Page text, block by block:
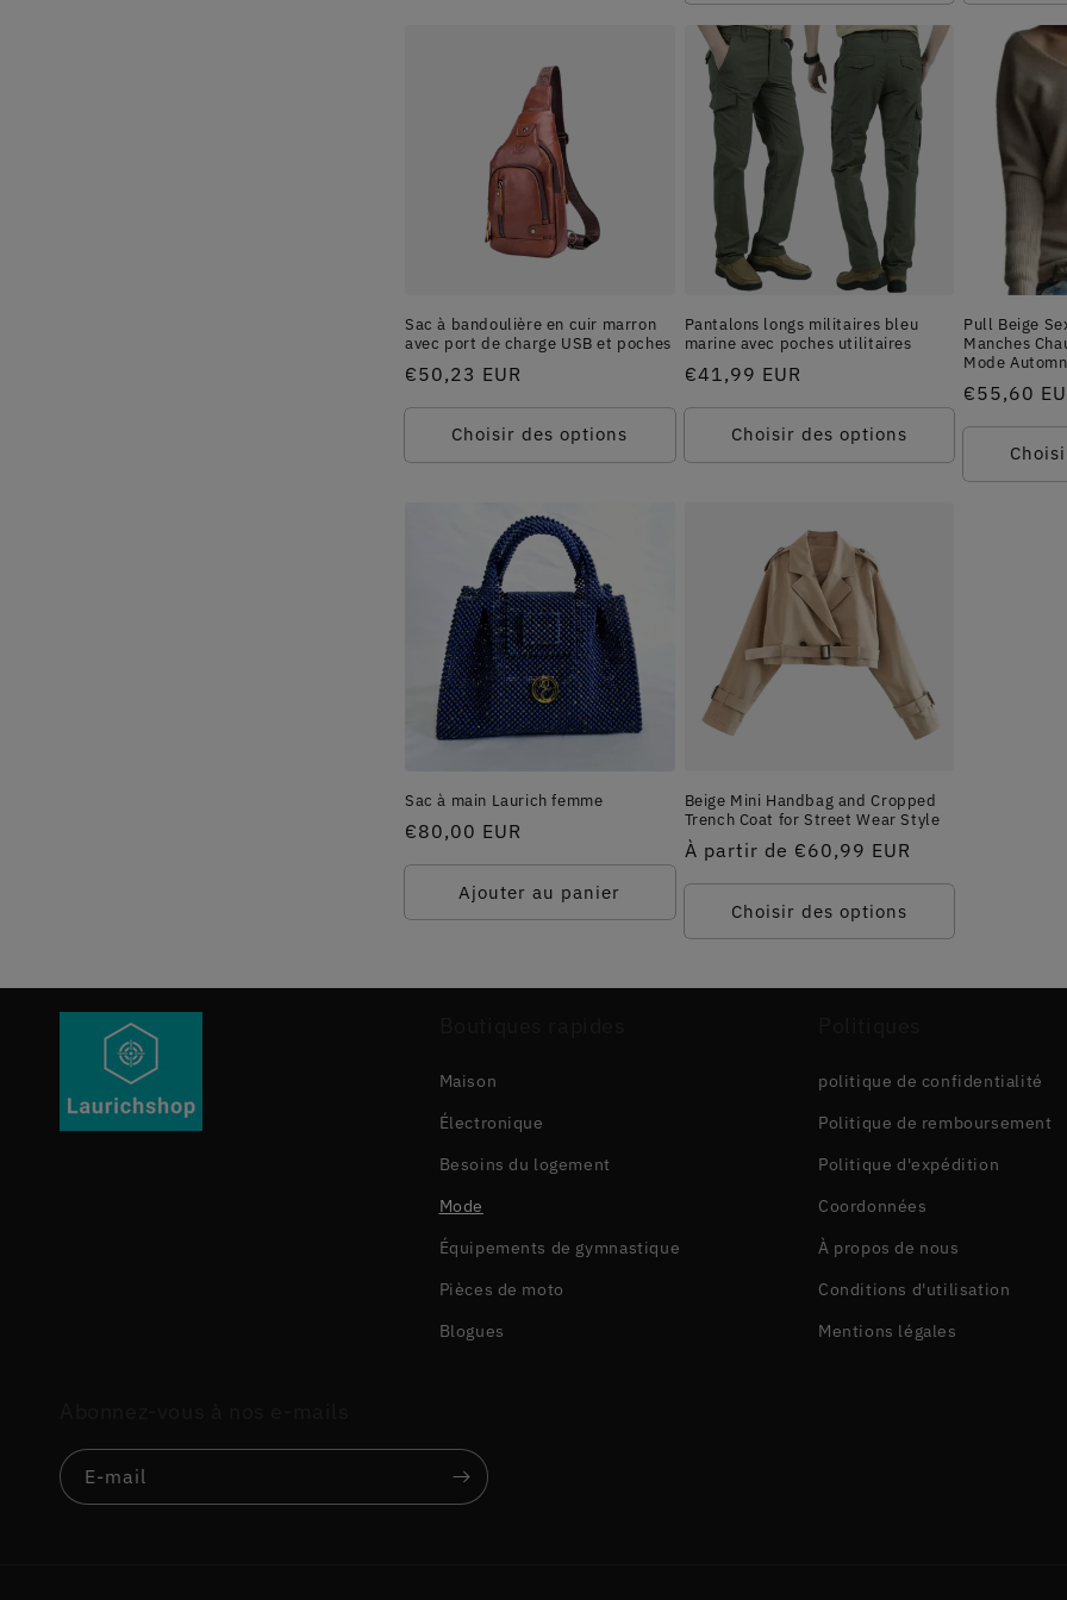
Sac à bandoulière en cuir marron
avec port de charge USB et poches
Prix
habituel
€50,23 EUR
Choisir des options
Pantalons longs militaires bleu
marine avec poches utilitaires
Prix
habituel
€41,99 EUR
Choisir des options
Pull Beige
Manches
Mode
Prix
habituel
€55,60
Sac à main Laurich femme
Prix
habituel
€80,00 EUR
Ajouter au panier
Beige Mini Handbag and Cropped
Trench Coat for Street Wear Style
Prix
habituel
À partir de €60,99 EUR
Choisir des options
Maison
Électronique
Besoins du logement
Mode
Équipements de gymnastique
Pièces de moto
Blogues
politique de confidentialité
Politique de remboursement
Politique d'expédition
Coordonnées
À propos de nous
Conditions d'utilisation
Mentions légales
E-mail